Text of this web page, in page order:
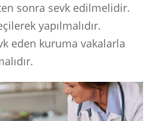
sonra sevk edilmelidir.
yapılmalıdır.
eden kuruma vakalarla